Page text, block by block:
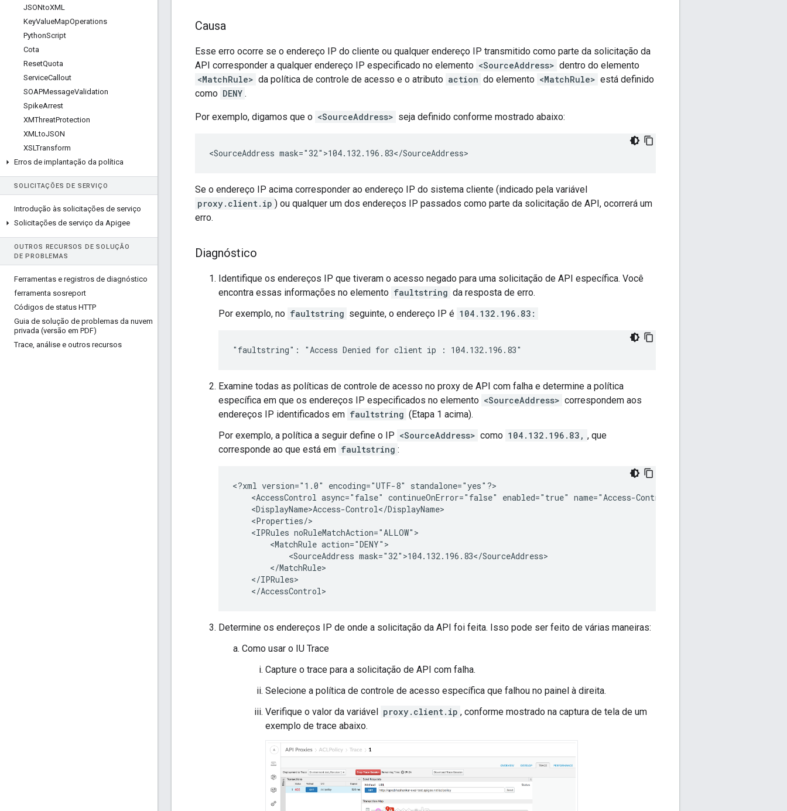
JSONtoXML
KeyValueMapOperations
PythonScript
Cota
ResetQuota
ServiceCallout
SOAPMessageValidation
SpikeArrest
XMThreatProtection
XMLtoJSON
XSLTransform
Erros de implantação da política
SOLICITAÇÕES DE SERVIÇO
Introdução às solicitações de serviço
Solicitações de serviço da Apigee
OUTROS RECURSOS DE SOLUÇÃO
DE PROBLEMAS
Ferramentas e registros de diagnóstico
ferramenta sosreport
Códigos de status HTTP
Guia de solução de problemas da nuvem
privada (versão em PDF)
Trace, análise e outros recursos
Causa
Esse erro ocorre se o endereço IP do cliente ou qualquer endereço IP transmitido como parte da solicitação da
API corresponder a qualquer endereço IP especificado no elemento <SourceAddress> dentro do elemento
<MatchRule> da política de controle de acesso e o atributo action do elemento <MatchRule> está definido
como DENY .
Por exemplo, digamos que o <SourceAddress> seja definido conforme mostrado abaixo:
Se o endereço IP acima corresponder ao endereço IP do sistema cliente (indicado pela variável
proxy.client.ip ) ou qualquer um dos endereços IP passados como parte da solicitação de API, ocorrerá um
erro.
Diagnóstico
Identifique os endereços IP que tiveram o acesso negado para uma solicitação de API específica. Você
encontra essas informações no elemento faultstring da resposta de erro.
Por exemplo, no faultstring seguinte, o endereço IP é 104.132.196.83:
Examine todas as políticas de controle de acesso no proxy de API com falha e determine a política
específica em que os endereços IP especificados no elemento <SourceAddress> correspondem aos
endereços IP identificados em faultstring (Etapa 1 acima).
Por exemplo, a política a seguir define o IP <SourceAddress> como 104.132.196.83, , que
corresponde ao que está em faultstring :
<?xml version="1.0" encoding="UTF-8" standalone="yes"?>
    <AccessControl async="false" continueOnError="false" enabled="true" name="Access-Control">
    <DisplayName>Access-Control</DisplayName>
    <Properties/>
    <IPRules noRuleMatchAction="ALLOW">
        <MatchRule action="DENY">
            <SourceAddress mask="32">104.132.196.83</SourceAddress>
        </MatchRule>
    </IPRules>
Determine os endereços IP de onde a solicitação da API foi feita. Isso pode ser feito de várias maneiras:
Como usar o IU Trace
Capture o trace para a solicitação de API com falha.
Selecione a política de controle de acesso específica que falhou no painel à direita.
Verifique o valor da variável proxy.client.ip , conforme mostrado na captura de tela de um
exemplo de trace abaixo.